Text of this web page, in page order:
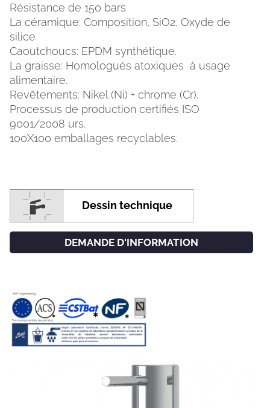
Résistance de 150 bars
La céramique: Composition, SiO2, Oxyde de
silice
Caoutchoucs: EPDM synthétique.
La graisse: Homologués atoxiques à usage
alimentaire.
Revêtements: Nikel (Ni) + chrome (Cr).
Processus de production certifiés ISO
9001/2008 urs.
100X100 emballages recyclables.
Dessin technique
DEMANDE D'INFORMATION